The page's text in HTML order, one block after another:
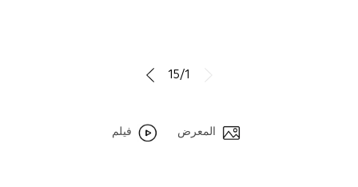
15/1
المعرض فيلم